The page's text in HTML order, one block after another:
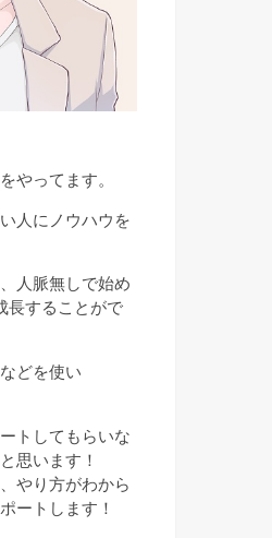
やってます。
人にノウハウを
人脈無しで始め
長することがで
どを使い
トしてもらいな
思います！
やり方がわから
ートします！